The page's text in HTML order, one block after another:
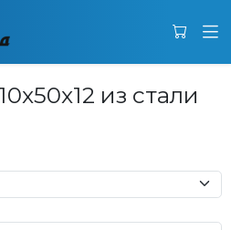
из стали